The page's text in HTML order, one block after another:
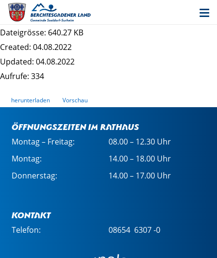
Bekanntmachung Auslegung 7. Änderung des
Bebauungsplans "Sillersdorf"
Dateigrösse: 640.27 KB
Created: 04.08.2022
Updated: 04.08.2022
Aufrufe: 334
herunterladen Vorschau
Öffnungszeiten im Rathaus
Montag – Freitag:
08.00 – 12.30 Uhr
Montag:
14.00 – 18.00 Uhr
Donnerstag:
14.00 – 17.00 Uhr
Kontakt
Telefon: 08654 6307 -0